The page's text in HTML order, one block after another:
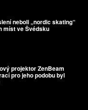
neboli „nordic skating“
míst ve Švédsku
projektor ZenBeam
pro jeho podobu byl